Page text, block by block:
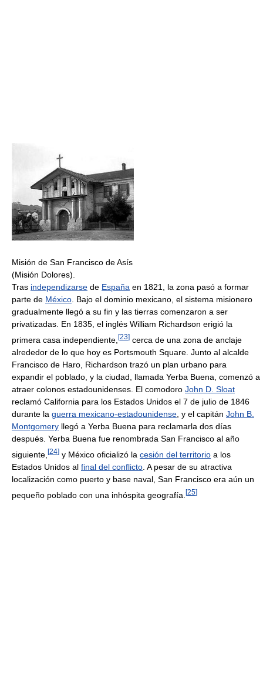
Misión de San Francisco de Asís
(Misión Dolores).
Tras independizarse de España en 1821, la zona pasó a formar
parte de México. Bajo el dominio mexicano, el sistema misionero
gradualmente llegó a su fin y las tierras comenzaron a ser
privatizadas. En 1835, el inglés William Richardson erigió la
primera casa independiente, [23] cerca de una zona de anclaje
alrededor de lo que hoy es Portsmouth Square. Junto al alcalde
Francisco de Haro, Richardson trazó un plan urbano para
expandir el poblado, y la ciudad, llamada Yerba Buena, comenzó a
atraer colonos estadounidenses. El comodoro John D. Sloat
reclamó California para los Estados Unidos el 7 de julio de 1846
durante la guerra mexicano-estadounidense , y el capitán John B.
Montgomery llegó a Yerba Buena para reclamarla dos días
después. Yerba Buena fue renombrada San Francisco al año
siguiente, [24] y México oficializó la cesión del territorio a los
Estados Unidos al final del conflicto . A pesar de su atractiva
localización como puerto y base naval, San Francisco era aún un
pequeño poblado con una inhóspita geografía. [25]